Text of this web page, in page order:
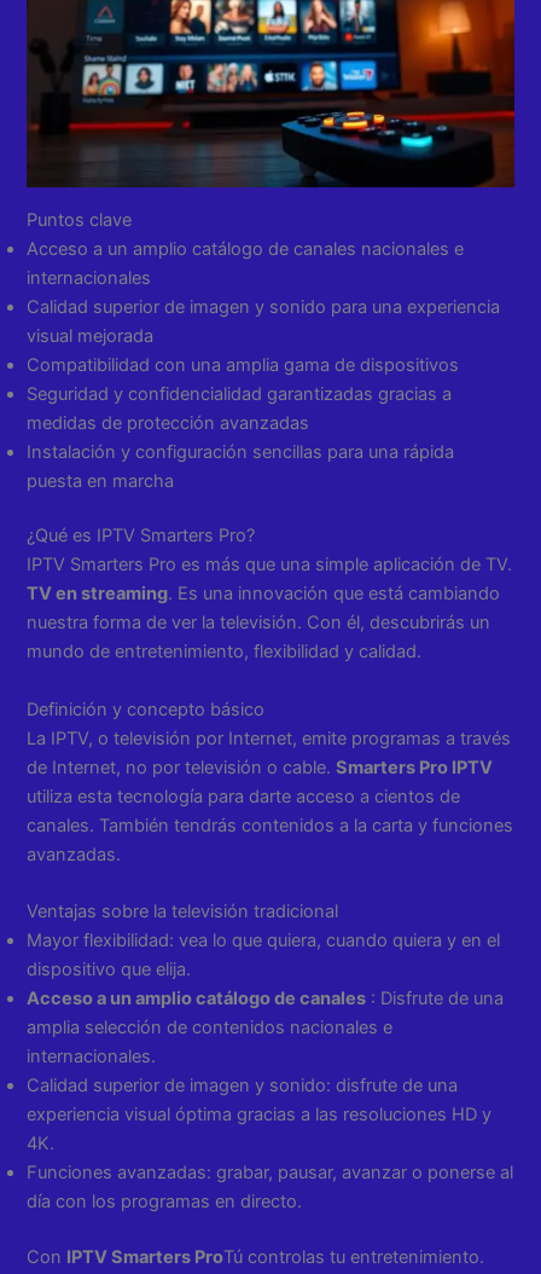
Puntos clave
Acceso a un amplio catálogo de canales nacionales e
internacionales
Calidad superior de imagen y sonido para una experiencia
visual mejorada
Compatibilidad con una amplia gama de dispositivos
Seguridad y confidencialidad garantizadas gracias a
medidas de protección avanzadas
Instalación y configuración sencillas para una rápida
puesta en marcha
¿Qué es IPTV Smarters Pro?
IPTV Smarters Pro es más que una simple aplicación de TV.
TV en streaming. Es una innovación que está cambiando
nuestra forma de ver la televisión. Con él, descubrirás un
mundo de entretenimiento, flexibilidad y calidad.
Definición y concepto básico
La IPTV, o televisión por Internet, emite programas a través
de Internet, no por televisión o cable.Smarters Pro IPTV
utiliza esta tecnología para darte acceso a cientos de
canales. También tendrás contenidos a la carta y funciones
avanzadas.
Ventajas sobre la televisión tradicional
Mayor flexibilidad: vea lo que quiera, cuando quiera y en el
dispositivo que elija.
Acceso a un amplio catálogo de canales : Disfrute de una
amplia selección de contenidos nacionales e
internacionales.
Calidad superior de imagen y sonido: disfrute de una
experiencia visual óptima gracias a las resoluciones HD y
4K.
Funciones avanzadas: grabar, pausar, avanzar o ponerse al
día con los programas en directo.
Con IPTV Smarters ProTú controlas tu entretenimiento.